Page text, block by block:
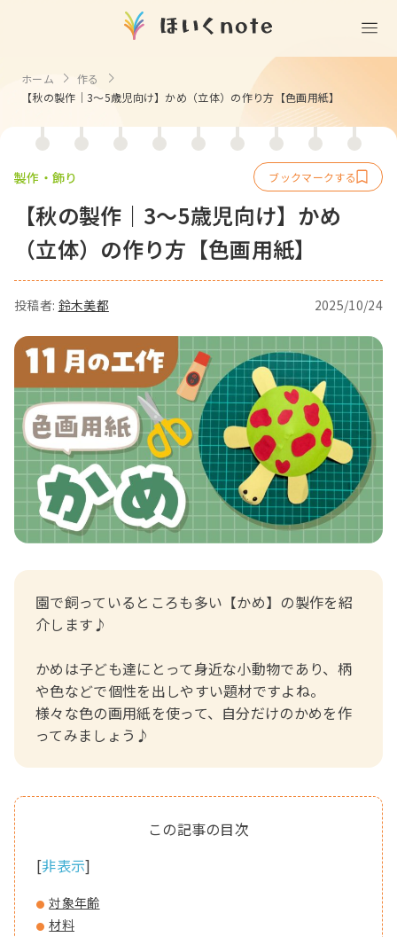
(無料)
室内遊び
戸外遊び
室内遊び・道具なし
戸外遊び・道具なし
ごっこ遊び・室内
ことば遊び
隙間時間
伝承遊び
作る
製作
壁面製作
製作・飾り
製作・あそび
折り紙
知る
記念日・行事の由来
食育
園の活動・行事
衛生
役立ち
資格・スキルアップ
歌う
童謡・唱歌
手遊び
学ぶ
使う
挿絵
壁紙
おたより文例
年間カリキュラム
園情報
Goods
クリエイター
ホーム
作る
【秋の製作｜3～5歳児向け】かめ（立体）の作り方【色画用紙】
製作・飾り
【秋の製作｜3～5歳児向け】かめ
（立体）の作り方【色画用紙】
投稿者: 鈴木美都 2025/10/24
園で飼っているところも多い【かめ】の製作を紹
介します♪
かめは子ども達にとって身近な小動物であり、柄
や色などで個性を出しやすい題材ですよね。
様々な色の画用紙を使って、自分だけのかめを作
ってみましょう♪
[非表示]
対象年齢
材料